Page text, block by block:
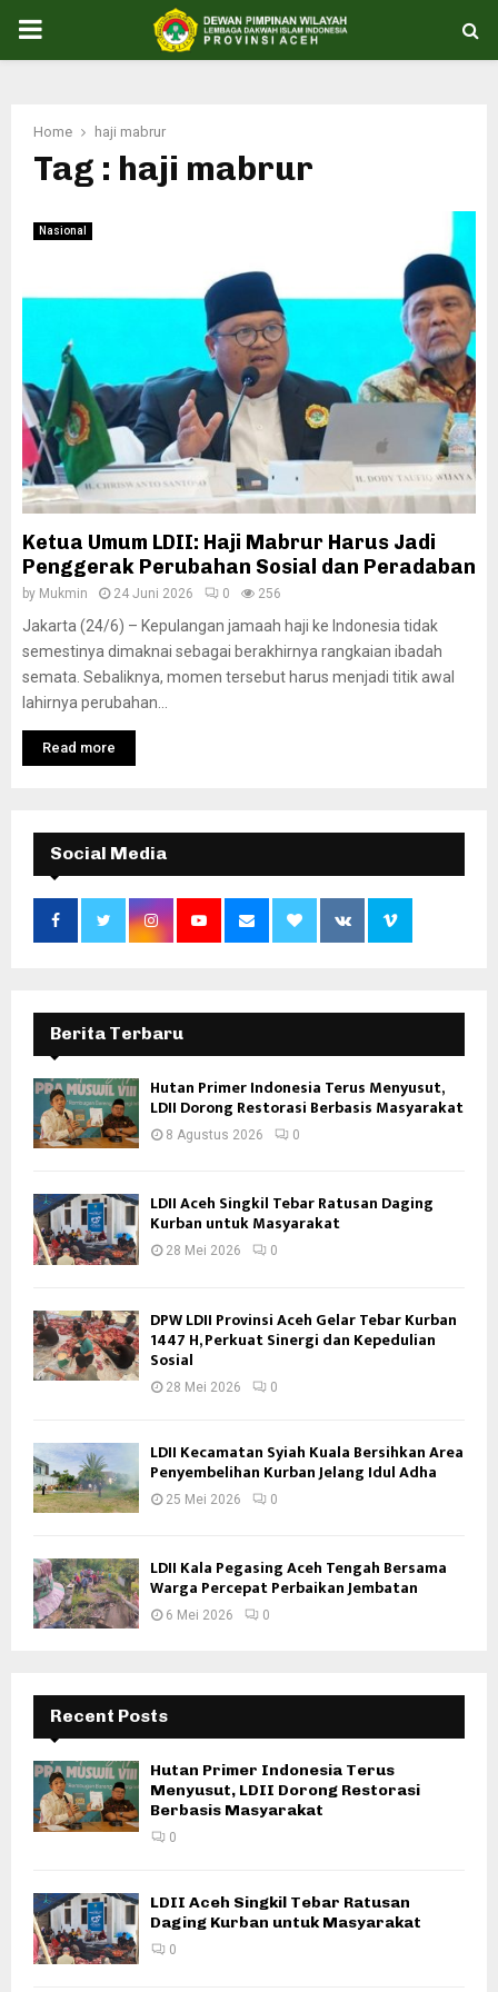
PRIMARY
Home haji mabrur
Tag : haji mabrur
Nasional
Ketua Umum LDII: Haji Mabrur Harus Jadi
Penggerak Perubahan Sosial dan Peradaban
by Mukmin 24 Juni 2026 0 256
Jakarta (24/6) – Kepulangan jamaah haji ke Indonesia tidak
semestinya dimaknai sebagai berakhirnya rangkaian ibadah
semata. Sebaliknya, momen tersebut harus menjadi titik awal
lahirnya perubahan...
Read more
Social Media
Berita Terbaru
Hutan Primer Indonesia Terus Menyusut,
LDII Dorong Restorasi Berbasis Masyarakat
8 Agustus 2026 0
LDII Aceh Singkil Tebar Ratusan Daging
Kurban untuk Masyarakat
28 Mei 2026 0
DPW LDII Provinsi Aceh Gelar Tebar Kurban
1447 H, Perkuat Sinergi dan Kepedulian
Sosial
28 Mei 2026 0
LDII Kecamatan Syiah Kuala Bersihkan Area
Penyembelihan Kurban Jelang Idul Adha
25 Mei 2026 0
LDII Kala Pegasing Aceh Tengah Bersama
Warga Percepat Perbaikan Jembatan
6 Mei 2026 0
Recent Posts
Hutan Primer Indonesia Terus
Menyusut, LDII Dorong Restorasi
Berbasis Masyarakat
0
LDII Aceh Singkil Tebar Ratusan
Daging Kurban untuk Masyarakat
0